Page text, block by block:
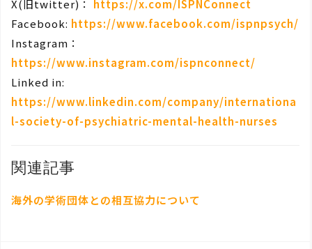
X(旧twitter)：
https://x.com/ISPNConnect
Facebook: https://www.facebook.com/ispnpsych/
Instagram：
https://www.instagram.com/ispnconnect/
Linked in:
https://www.linkedin.com/company/internationa
l-society-of-psychiatric-mental-health-nurses
関連記事
海外の学術団体との相互協力について